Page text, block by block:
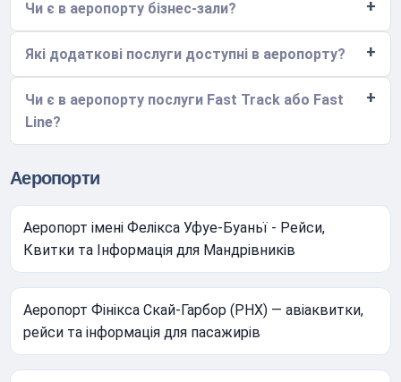
Чи є в аеропорту бізнес-зали?
Які додаткові послуги доступні в аеропорту?
Чи є в аеропорту послуги Fast Track або Fast
Line?
Аеропорти
Аеропорт імені Фелікса Уфуе-Буаньї - Рейси,
Квитки та Інформація для Мандрівників
Аеропорт Фінікса Скай-Гарбор (PHX) — авіаквитки,
рейси та інформація для пасажирів